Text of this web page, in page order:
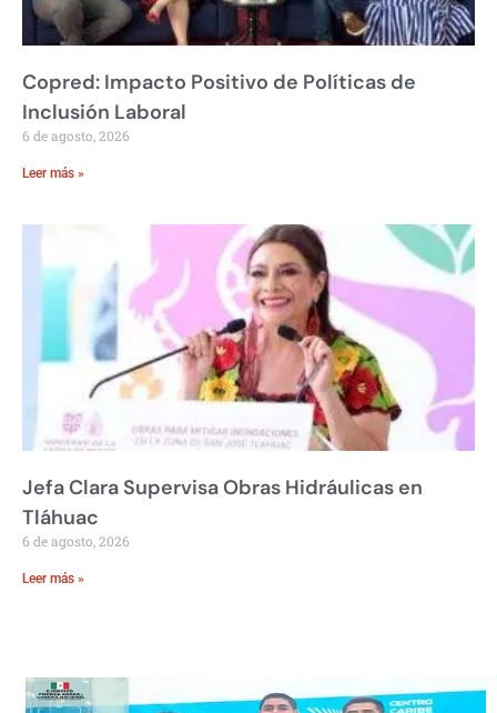
Copred: Impacto Positivo de Políticas de
Inclusión Laboral
6 de agosto, 2026
Leer más »
Jefa Clara Supervisa Obras Hidráulicas en
Tláhuac
6 de agosto, 2026
Leer más »